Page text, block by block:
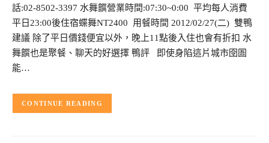
話:02-8502-3397 水舞饌營業時間:07:30~0:00 平均每人消費
平日23:00後住宿蝶舞NT2400 用餐時間 2012/02/27(二) 雙鴨
建議 除了平日價錢便宜以外，晚上11點後入住也會有折扣 水
舞饌也是聚餐、聊天的好選擇 鴨評 即使身陷這片城市囹圄
能…
CONTINUE READING